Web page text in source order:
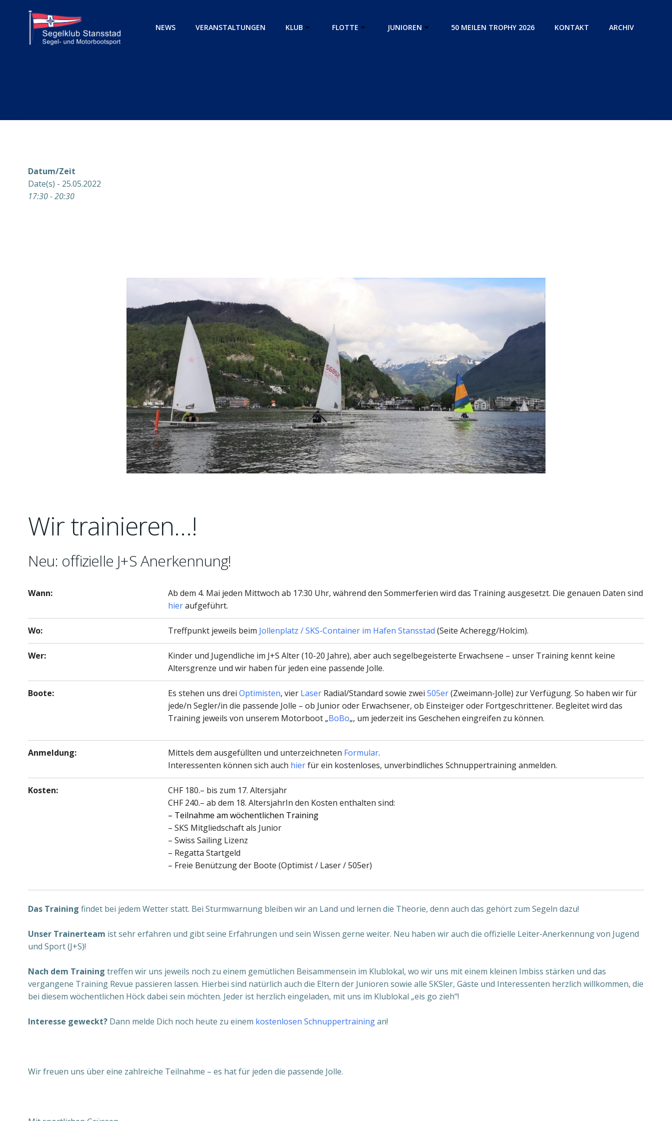
NEWS VERANSTALTUNGEN KLUB FLOTTE JUNIOREN 50 MEILEN TROPHY 2026 KONTAKT ARCHIV
Datum/Zeit
Date(s) - 25.05.2022
17:30 - 20:30
Wir trainieren…!
Neu: offizielle J+S Anerkennung!
Wann:
Ab dem 4. Mai jeden Mittwoch ab 17:30 Uhr, während den Sommerferien wird das Training ausgesetzt. Die genauen Daten sind
hieraufgeführt.
Wo: Treffpunkt jeweils beim Jollenplatz / SKS-Container im Hafen Stansstad (Seite Acheregg/Holcim).
Wer:
Kinder und Jugendliche im J+S Alter (10-20 Jahre), aber auch segelbegeisterte Erwachsene – unser Training kennt keine
Altersgrenze und wir haben für jeden eine passende Jolle.
Boote: Es stehen uns drei Optimisten, vier Laser Radial/Standard sowie zwei 505er(Zweimann-Jolle) zur Verfügung. So haben wir für
jede/n Segler/in die passende Jolle – ob Junior oder Erwachsener, ob Einsteiger oder Fortgeschrittener. Begleitet wird das
Training jeweils von unserem Motorboot „BoBo„, um jederzeit ins Geschehen eingreifen zu können.
Anmeldung: Mittels dem ausgefüllten und unterzeichneten Formular.
Interessenten können sich auch hierfür ein kostenloses, unverbindliches Schnuppertraining anmelden.
Kosten:
CHF 180.– bis zum 17. Altersjahr
CHF 240.– ab dem 18. AltersjahrIn den Kosten enthalten sind:
– Teilnahme am wöchentlichen Training
– SKS Mitgliedschaft als Junior
– Swiss Sailing Lizenz
– Regatta Startgeld
– Freie Benützung der Boote (Optimist / Laser / 505er)
Das Training findet bei jedem Wetter statt. Bei Sturmwarnung bleiben wir an Land und lernen die Theorie, denn auch das gehört zum Segeln dazu!
Unser Trainerteam ist sehr erfahren und gibt seine Erfahrungen und sein Wissen gerne weiter. Neu haben wir auch die offizielle Leiter-Anerkennung von Jugend
und Sport (J+S)!
Nach dem Training treffen wir uns jeweils noch zu einem gemütlichen Beisammensein im Klublokal, wo wir uns mit einem kleinen Imbiss stärken und das
vergangene Training Revue passieren lassen. Hierbei sind natürlich auch die Eltern der Junioren sowie alle SKSler, Gäste und Interessenten herzlich willkommen, die
bei diesem wöchentlichen Höck dabei sein möchten. Jeder ist herzlich eingeladen, mit uns im Klublokal „eis go zieh“!
Interesse geweckt? Dann melde Dich noch heute zu einem kostenlosen Schnuppertrainingan!
Wir freuen uns über eine zahlreiche Teilnahme – es hat für jeden die passende Jolle.